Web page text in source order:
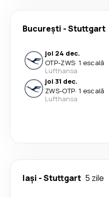
București -Stuttgart
joi 24 dec.
OTP-ZWS· 1 escală
Lufthansa
joi 31 dec.
ZWS-OTP· 1 escală
Lufthansa
Iași -Stuttgart 5 zile